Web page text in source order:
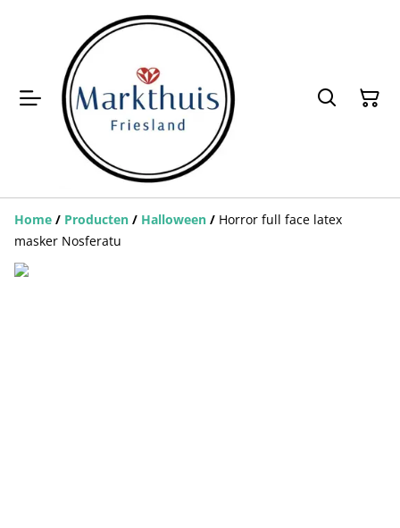
Home / Producten / Halloween / Horror full face latex
masker Nosferatu